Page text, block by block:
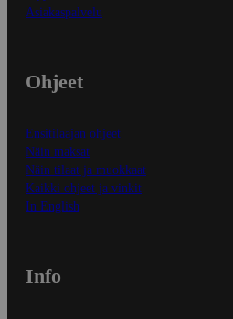
Asiakaspalvelu
Ohjeet
Ensitilaajan ohjeet
Näin maksat
Näin tilaat ja muokkaat
Kaikki ohjeet ja vinkit
In English
Info